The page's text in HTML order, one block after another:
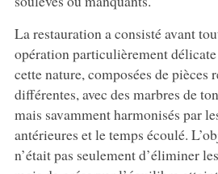
La restauration a consisté avant
opération particulièrement
cette nature, composées de pièces
différentes, avec des marbres de
mais savamment harmonisés par
antérieures et le temps écoulé.
n’était pas seulement d’éliminer